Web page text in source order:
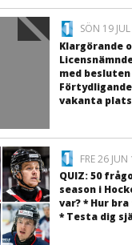
SÖN 19
Klargörande
med
vakanta
FRE 26
QUIZ: 50
season i
var? * Hur
* Testa dig